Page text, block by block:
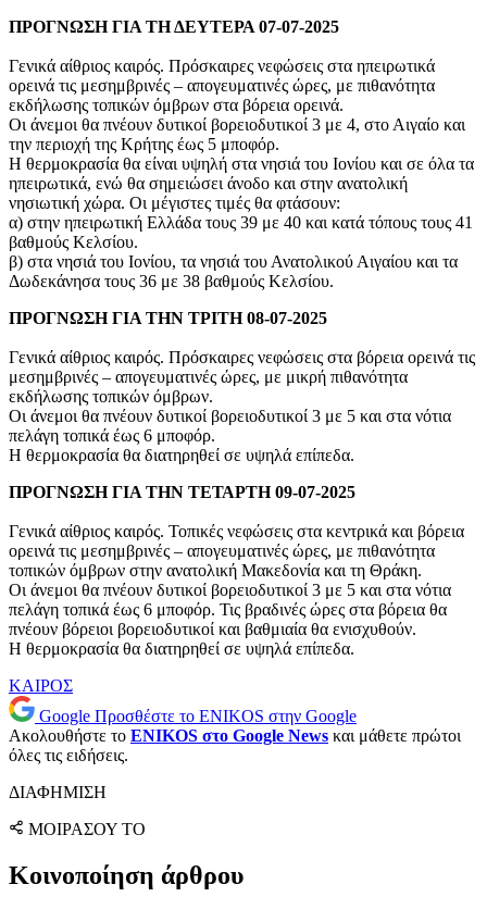
ΠΡΟΓΝΩΣΗ ΓΙΑ ΤΗ ΔΕΥΤΕΡΑ 07-07-2025
Γενικά αίθριος καιρός. Πρόσκαιρες νεφώσεις στα ηπειρωτικά
ορεινά τις μεσημβρινές – απογευματινές ώρες, με πιθανότητα
εκδήλωσης τοπικών όμβρων στα βόρεια ορεινά.
Οι άνεμοι θα πνέουν δυτικοί βορειοδυτικοί 3 με 4, στο Αιγαίο και
την περιοχή της Κρήτης έως 5 μποφόρ.
Η θερμοκρασία θα είναι υψηλή στα νησιά του Ιονίου και σε όλα τα
ηπειρωτικά, ενώ θα σημειώσει άνοδο και στην ανατολική
νησιωτική χώρα. Οι μέγιστες τιμές θα φτάσουν:
α) στην ηπειρωτική Ελλάδα τους 39 με 40 και κατά τόπους τους 41
βαθμούς Κελσίου.
β) στα νησιά του Ιονίου, τα νησιά του Ανατολικού Αιγαίου και τα
Δωδεκάνησα τους 36 με 38 βαθμούς Κελσίου.
ΠΡΟΓΝΩΣΗ ΓΙΑ ΤΗΝ ΤΡΙΤΗ 08-07-2025
Γενικά αίθριος καιρός. Πρόσκαιρες νεφώσεις στα βόρεια ορεινά τις
μεσημβρινές – απογευματινές ώρες, με μικρή πιθανότητα
εκδήλωσης τοπικών όμβρων.
Οι άνεμοι θα πνέουν δυτικοί βορειοδυτικοί 3 με 5 και στα νότια
πελάγη τοπικά έως 6 μποφόρ.
Η θερμοκρασία θα διατηρηθεί σε υψηλά επίπεδα.
ΠΡΟΓΝΩΣΗ ΓΙΑ ΤΗΝ ΤΕΤΑΡΤΗ 09-07-2025
Γενικά αίθριος καιρός. Τοπικές νεφώσεις στα κεντρικά και βόρεια
ορεινά τις μεσημβρινές – απογευματινές ώρες, με πιθανότητα
τοπικών όμβρων στην ανατολική Μακεδονία και τη Θράκη.
Οι άνεμοι θα πνέουν δυτικοί βορειοδυτικοί 3 με 5 και στα νότια
πελάγη τοπικά έως 6 μποφόρ. Τις βραδινές ώρες στα βόρεια θα
πνέουν βόρειοι βορειοδυτικοί και βαθμιαία θα ενισχυθούν.
Η θερμοκρασία θα διατηρηθεί σε υψηλά επίπεδα.
ΚΑΙΡΟΣ
Google Προσθέστε το ENIKOS στην Google
Ακολουθήστε το ENIKOS στο Google News και μάθετε πρώτοι
όλες τις ειδήσεις.
ΔΙΑΦΗΜΙΣΗ
ΜΟΙΡΑΣΟΥ ΤΟ
Κοινοποίηση άρθρου